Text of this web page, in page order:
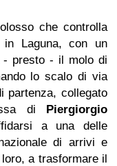
che controlla
in Laguna, con un
- presto - il molo di
lo scalo di via
partenza, collegato
di Piergiorgio
a una delle
di arrivi e
a trasformare il